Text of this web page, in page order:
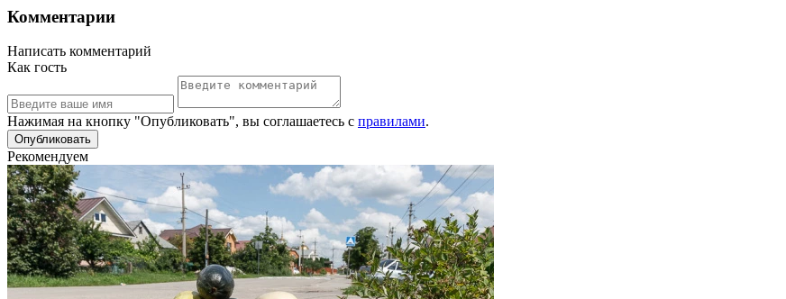
Комментарии
Написать комментарий
Как гость
Нажимая на кнопку "Опубликовать", вы соглашаетесь с правилами.
Рекомендуем